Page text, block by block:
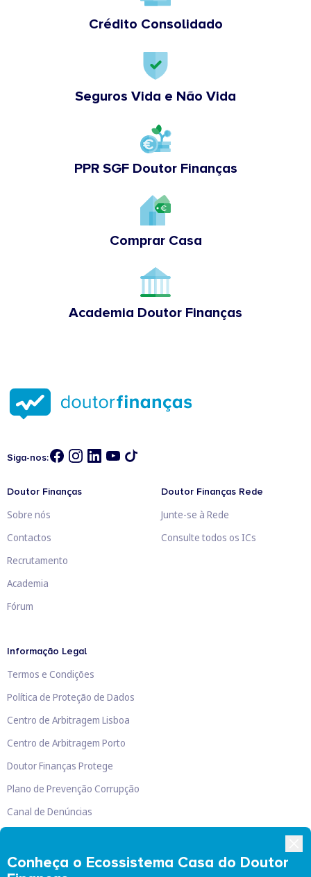
Crédito Consolidado
Seguros Vida e Não Vida
PPR SGF Doutor Finanças
Comprar Casa
Academia Doutor Finanças
Conheça o Ecossistema Casa do Doutor
Siga-nos:
Doutor Finanças
Sobre nós
Contactos
Recrutamento
Academia
Fórum
Doutor Finanças Rede
Junte-se à Rede
Consulte todos os ICs
Informação Legal
Termos e Condições
Política de Proteção de Dados
Centro de Arbitragem Lisboa
Centro de Arbitragem Porto
Doutor Finanças Protege
Plano de Prevenção Corrupção
Canal de Denúncias